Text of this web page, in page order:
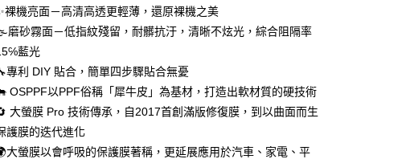
裸機亮面－高清高透更輕薄，還原裸機之美
磨砂霧面－低指紋殘留，耐髒抗汙，清晰不炫光，綜合阻隔率
藍光
專利 DIY 貼合，簡單四步驟貼合無憂
OSPPF以PPF俗稱「犀牛皮」為基材，打造出軟材質的硬技術
大螢膜 Pro 技術傳承，自2017首創滿版修復膜，到以曲面而生
護膜的迭代進化
大螢膜以會呼吸的保護膜著稱，更延展應用於汽車、家電、平